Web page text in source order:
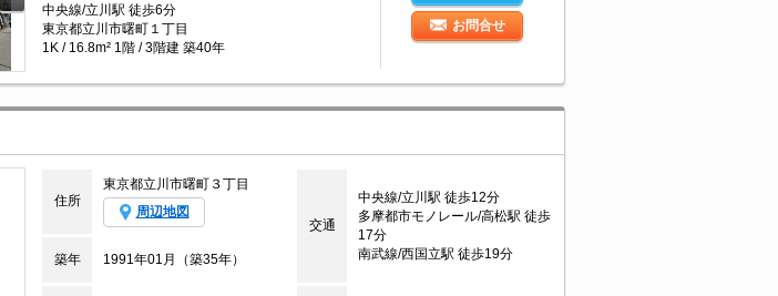
中央線/立川駅 徒歩6分
東京都立川市曙町１丁目
1K / 16.8m² 1階 / 3階建 築40年
お問合せ
住所
東京都立川市曙町３丁目
周辺地図
交通
中央線/立川駅 徒歩12分
多摩都市モノレール/高松駅 徒歩
17分
南武線/西国立駅 徒歩19分
築年 1991年01月（築35年）